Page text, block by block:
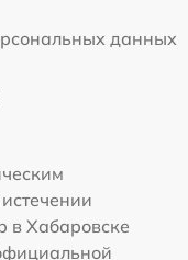
данных
в Хабаровске